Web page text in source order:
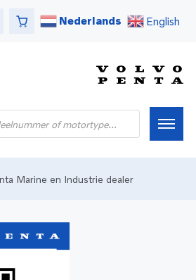
Nederlands English
Marine en Industrie dealer